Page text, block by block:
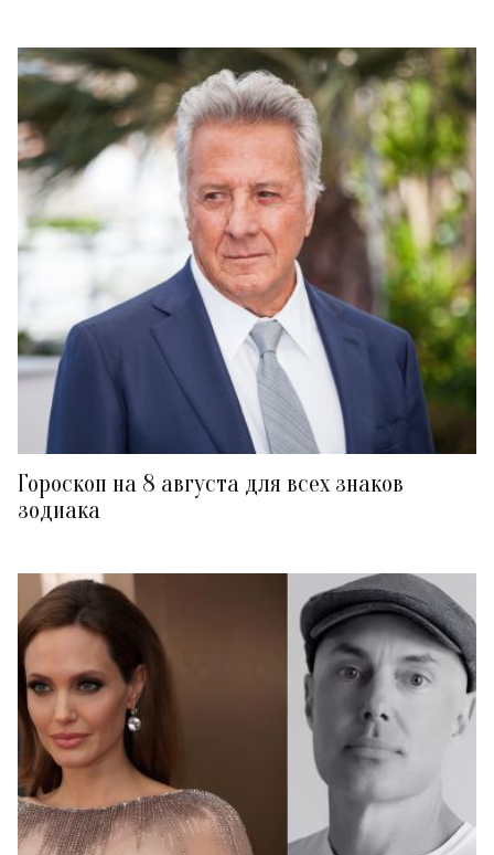
Гороскоп на 8 августа для всех знаков
зодиака